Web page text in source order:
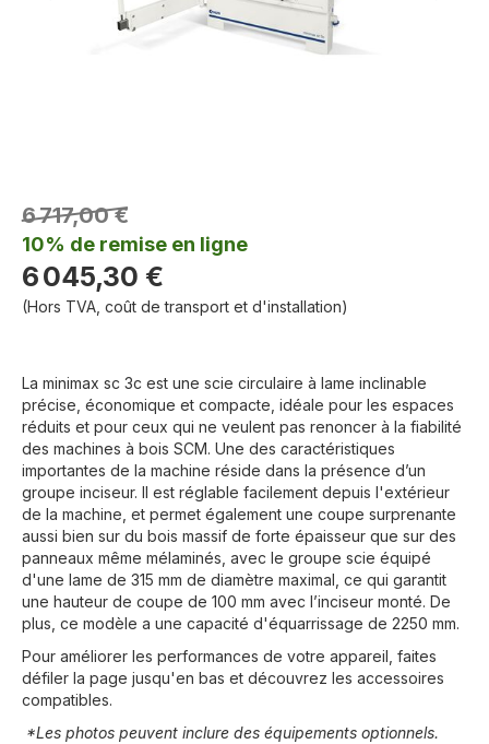
6 717,00 €
10% de remise en ligne
6 045,30 €
(Hors TVA, coût de transport et d'installation)
La minimax sc 3c est une scie circulaire à lame inclinable
précise, économique et compacte, idéale pour les espaces
réduits et pour ceux qui ne veulent pas renoncer à la fiabilité
des machines à bois SCM. Une des caractéristiques
importantes de la machine réside dans la présence d’un
groupe inciseur. Il est réglable facilement depuis l'extérieur
de la machine, et permet également une coupe surprenante
aussi bien sur du bois massif de forte épaisseur que sur des
panneaux même mélaminés, avec le groupe scie équipé
d'une lame de 315 mm de diamètre maximal, ce qui garantit
une hauteur de coupe de 100 mm avec l’inciseur monté. De
plus, ce modèle a une capacité d'équarrissage de 2250 mm.
Pour améliorer les performances de votre appareil, faites
défiler la page jusqu'en bas et découvrez les accessoires
compatibles.
*Les photos peuvent inclure des équipements optionnels.